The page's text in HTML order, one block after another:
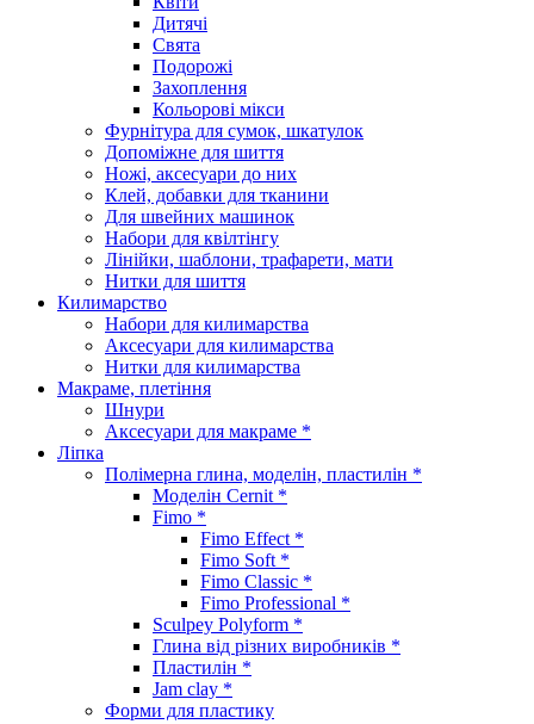
Дитячі
Свята
Подорожі
Захоплення
Кольорові мікси
Фурнітура для сумок, шкатулок
Допоміжне для шиття
Ножі, аксесуари до них
Клей, добавки для тканини
Для швейних машинок
Набори для квілтінгу
Лінійки, шаблони, трафарети, мати
Нитки для шиття
Килимарство
Набори для килимарства
Аксесуари для килимарства
Нитки для килимарства
Макраме, плетіння
Шнури
Аксесуари для макраме *
Ліпка
Полімерна глина, моделін, пластилін *
Моделін Cernit *
Fimo *
Fimo Effect *
Fimo Soft *
Fimo Classic *
Fimo Professional *
Sculpey Polyform *
Глина від різних виробників *
Пластилін *
Jam clay *
Форми для пластику